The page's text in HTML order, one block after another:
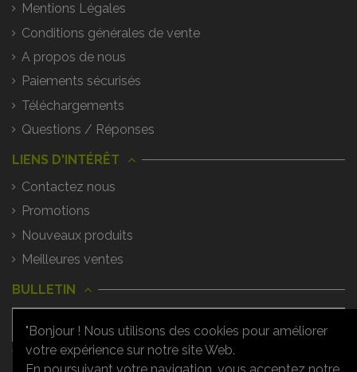
Mentions Légales
Conditions générales de vente
A propos de nous
Paiements sécurisés
Téléchargements
Questions / Réponses
LIENS D'INTÉRÊT
Contactez nous
Promotions
Nouveaux produits
Meilleures ventes
BULLETIN
Vous pouvez vous désinscrire à tout
moment. Vous trouverez pour cela nos
"Bonjour ! Nous utilisons des cookies pour améliorer
votre expérience sur notre site Web.